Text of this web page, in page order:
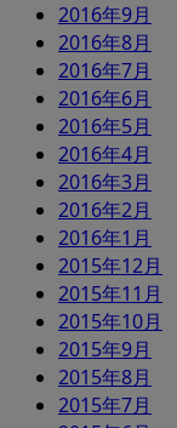
2016年9月
2016年8月
2016年7月
2016年6月
2016年5月
2016年4月
2016年3月
2016年2月
2016年1月
2015年12月
2015年11月
2015年10月
2015年9月
2015年8月
2015年7月